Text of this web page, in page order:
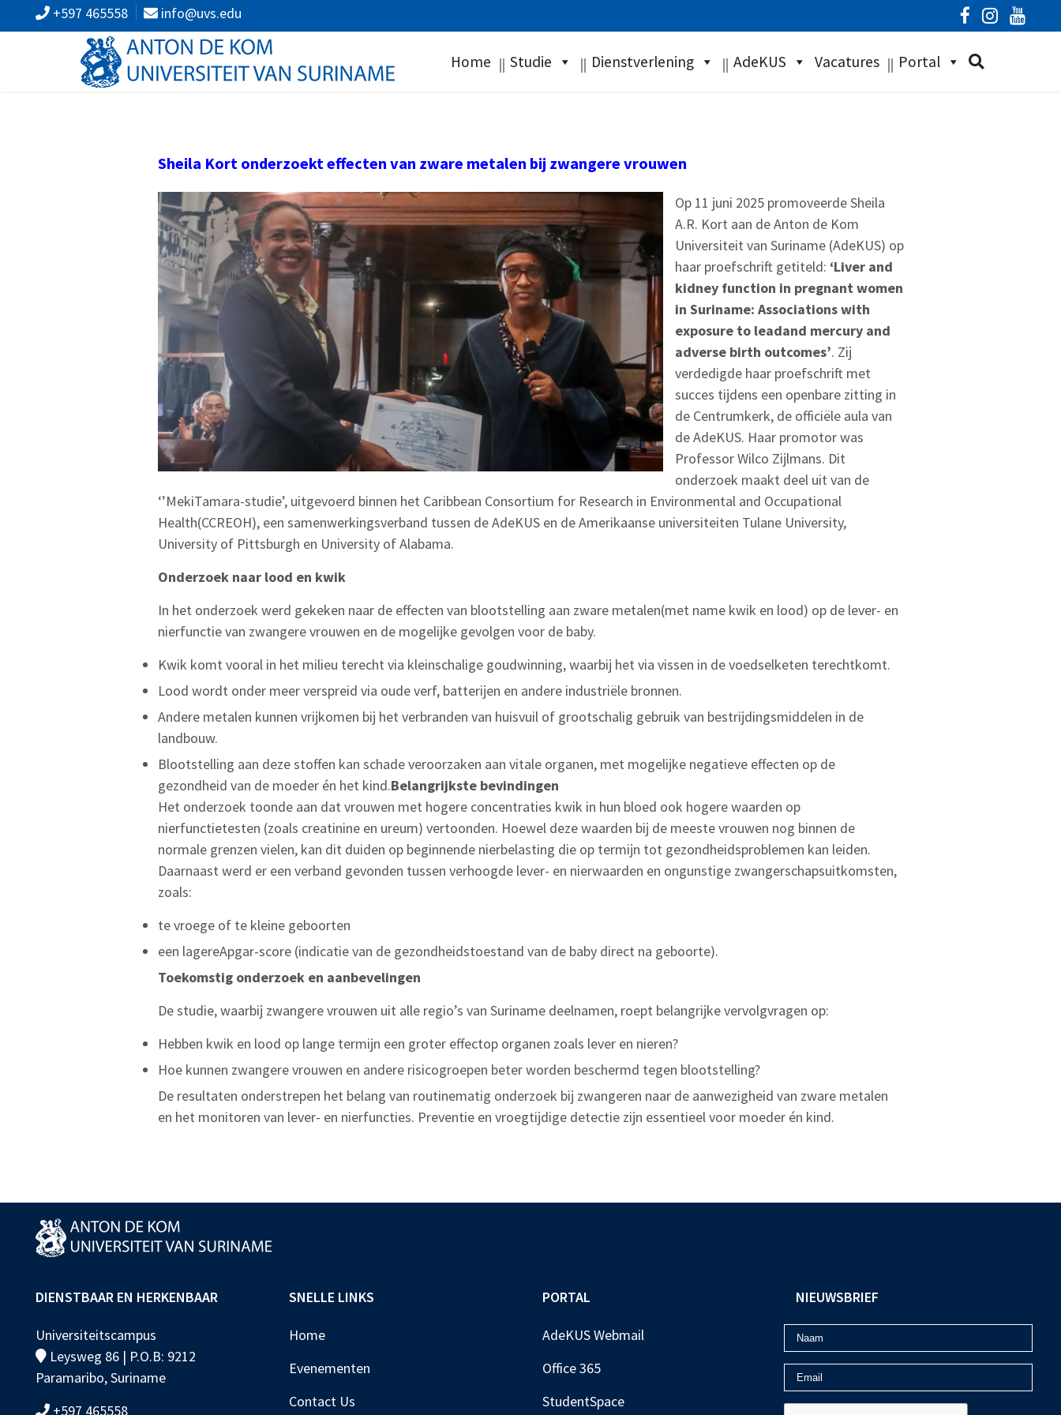
+597 465558 info@uvs.edu
Home Studie Dienstverlening AdeKUS Vacatures Portal
Sheila Kort onderzoekteffectenvan zware metalen bij zwangerevrouwen
Op 11 juni 2025 promoveerde Sheila
A.R. Kort aan de Anton de Kom
Universiteit van Suriname (AdeKUS) op
haar proefschrift getiteld: ‘Liver and
kidney function in pregnant women
in Suriname: Associations with
exposure to leadand mercury and
adverse birth outcomes’. Zij
verdedigde haar proefschrift met
succes tijdens een openbare zitting in
de Centrumkerk, de officiële aula van
de AdeKUS. Haar promotor was
Professor Wilco Zijlmans. Dit
onderzoek maakt deel uit van de
‘’MekiTamara-studie’, uitgevoerd binnen het Caribbean Consortium for Research in Environmental and Occupational
Health(CCREOH), een samenwerkingsverband tussen de AdeKUS en de Amerikaanse universiteiten Tulane University,
University of Pittsburgh en University of Alabama.
Onderzoek naar lood en kwik
In het onderzoek werd gekeken naar de effecten van blootstelling aan zware metalen(met name kwik en lood) op de lever- en
nierfunctie van zwangere vrouwen en de mogelijke gevolgen voor de baby.
Kwik komt vooral in het milieu terecht via kleinschalige goudwinning, waarbij het via vissen in de voedselketen terechtkomt.
Lood wordt onder meer verspreid via oude verf, batterijen en andere industriële bronnen.
Andere metalen kunnen vrijkomen bij het verbranden van huisvuil of grootschalig gebruik van bestrijdingsmiddelen in de
landbouw.
Blootstelling aan deze stoffen kan schade veroorzaken aan vitale organen, met mogelijke negatieve effecten op de
gezondheid van de moeder én het kind.Belangrijkste bevindingen
Het onderzoek toonde aan dat vrouwen met hogere concentraties kwik in hun bloed ook hogere waarden op
nierfunctietesten (zoals creatinine en ureum) vertoonden. Hoewel deze waarden bij de meeste vrouwen nog binnen de
normale grenzen vielen, kan dit duiden op beginnende nierbelasting die op termijn tot gezondheidsproblemen kan leiden.
Daarnaast werd er een verband gevonden tussen verhoogde lever- en nierwaarden en ongunstige zwangerschapsuitkomsten,
zoals:
te vroege of te kleine geboorten
een lagereApgar-score (indicatie van de gezondheidstoestand van de baby direct na geboorte).
Toekomstig onderzoek en aanbevelingen
De studie, waarbij zwangere vrouwen uit alle regio’s van Suriname deelnamen, roept belangrijke vervolgvragen op:
Hebben kwik en lood op lange termijn een groter effectop organen zoals lever en nieren?
Hoe kunnen zwangere vrouwen en andere risicogroepen beter worden beschermd tegen blootstelling?
De resultaten onderstrepen het belang van routinematig onderzoek bij zwangeren naar de aanwezigheid van zware metalen
en het monitoren van lever- en nierfuncties. Preventie en vroegtijdige detectie zijn essentieel voor moeder én kind.
DIENSTBAAR EN HERKENBAAR
Universiteitscampus
Leysweg 86 | P.O.B: 9212
Paramaribo, Suriname
+597 465558
SNELLE LINKS
Home
Evenementen
Contact Us
PORTAL
AdeKUS Webmail
Office 365
StudentSpace
NIEUWSBRIEF